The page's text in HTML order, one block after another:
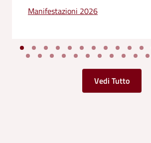
Manifestazioni 2026
Vedi Tutto